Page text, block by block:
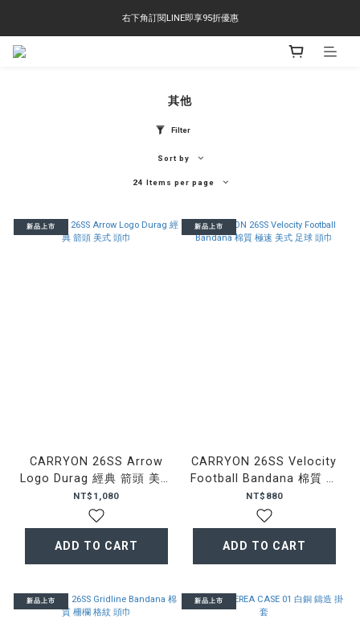
右下角訂閱LINE即享95折優惠
右下角訂閱LINE即享95折優惠
TS-2618 涼感短T 多版型選擇,涼感優惠 單件390 兩件750 三件1000 十件3000
其他
Filter
Sort by
24 Items per page
新品上市
CARRYON 26SS Arrow
Logo Durag 經典 箭頭 美式
頭巾
NT$1,080
ADD TO CART
新品上市
CARRYON 26SS Velocity
Football Bandana 棉質 極
速 美式 足球 頭巾
NT$880
ADD TO CART
新品上市 新品上市